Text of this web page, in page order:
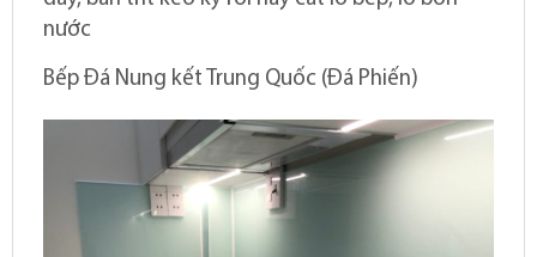
nước
Bếp Đá Nung kết Trung Quốc (Đá Phiến)